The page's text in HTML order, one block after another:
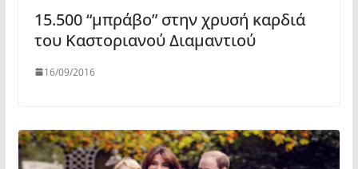
15.500 “μπράβο” στην χρυσή καρδιά
του Καστοριανού Διαμαντιού
16/09/2016